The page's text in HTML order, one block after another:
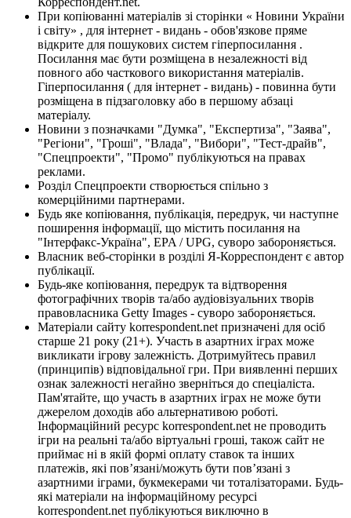
При копіюванні матеріалів зі сторінки « Новини України
і світу» , для інтернет - видань - обов'язкове пряме
відкрите для пошукових систем гіперпосилання .
Посилання має бути розміщена в незалежності від
повного або часткового використання матеріалів.
Гіперпосилання ( для інтернет - видань) - повинна бути
розміщена в підзаголовку або в першому абзаці
матеріалу.
Новини з позначками "Думка", "Експертиза", "Заява",
"Регіони", "Гроші", "Влада", "Вибори", "Тест-драйв",
"Спецпроекти", "Промо" публікуються на правах
реклами.
Розділ Спецпроекти створюється спільно з
комерційними партнерами.
Будь яке копіювання, публікація, передрук, чи наступне
поширення інформації, що містить посилання на
"Інтерфакс-Україна", EPA / UPG, суворо забороняється.
Власник веб-сторінки в розділі Я-Корреспондент є автор
публікації.
Будь-яке копіювання, передрук та відтворення
фотографічних творів та/або аудіовізуальних творів
правовласника Getty Images - суворо забороняється.
Матеріали сайту korrespondent.net призначені для осіб
старше 21 року (21+). Участь в азартних іграх може
викликати ігрову залежність. Дотримуйтесь правил
(принципів) відповідальної гри. При виявленні перших
ознак залежності негайно зверніться до спеціаліста.
Пам'ятайте, що участь в азартних іграх не може бути
джерелом доходів або альтернативою роботі.
Інформаційний ресурс korrespondent.net не проводить
ігри на реальні та/або віртуальні гроші, також сайт не
приймає ні в якій формі оплату ставок та інших
платежів, які пов’язані/можуть бути пов’язані з
азартними іграми, букмекерами чи тоталізаторами. Будь-
які матеріали на інформаційному ресурсі
korrespondent.net публікуються виключно в